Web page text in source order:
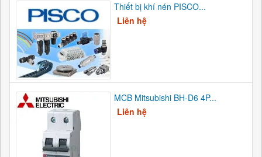
Thiết bị khí nén PISCO...
Liên hệ
MCB Mitsubishi BH-D6 4P...
Liên hệ